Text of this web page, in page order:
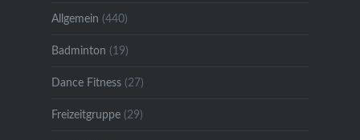
Allgemein (440)
Badminton (19)
Dance Fitness(27)
Freizeitgruppe(29)